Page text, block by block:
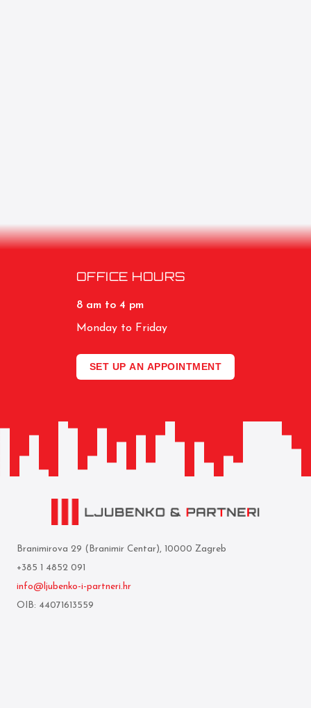
OFFICE HOURS
8 am to 4 pm
Monday to Friday
SET UP AN APPOINTMENT
Branimirova 29 (Branimir Centar), 10000 Zagreb
+385 1 4852 091
info@ljubenko-i-partneri.hr
OIB: 44071613559